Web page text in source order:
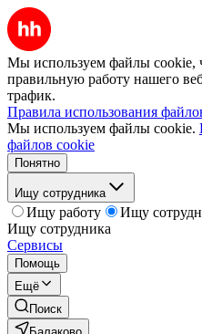
Мы используем файлы cookie,
правильную работу нашего
трафик.
Правила использования
Мы используем файлы cookie.
файлов cookie
Понятно
Ищу сотрудника
Ищу работу
Ищу
Ищу сотрудника
Сервисы
Помощь
Ещё
Поиск